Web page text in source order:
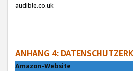
audible.co.uk
ANHANG 4:
Amazon-Website